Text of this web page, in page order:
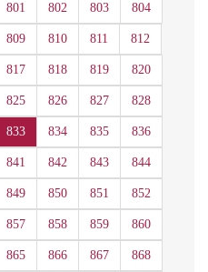
801 802 803 804
809 810 811 812
817 818 819 820
825 826 827 828
833 834 835 836
841 842 843 844
849 850 851 852
857 858 859 860
865 866 867 868